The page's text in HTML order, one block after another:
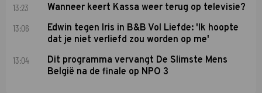
13:23 Wanneer keert Kassa weer terug op televisie?
13:06
Edwin tegen Iris in B&B Vol Liefde: 'Ik hoopte
dat je niet verliefd zou worden op me'
13:04
Dit programma vervangt De Slimste Mens
België na de finale op NPO 3